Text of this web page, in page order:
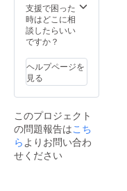
支援で困った
時はどこに相
談したらいい
ですか？
ヘルプページを
見る
このプロジェクト
の問題報告はこち
ら よりお問い合わ
せください